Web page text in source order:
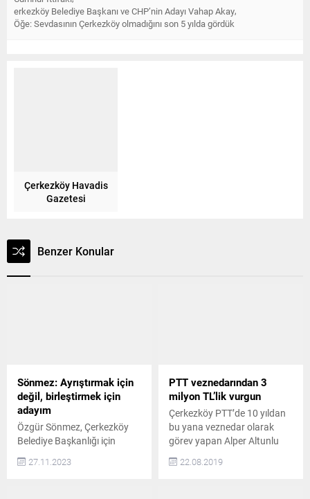
erkezköy Belediye Başkanı ve CHP’nin Adayı Vahap Akay,
Öğe: Sevdasının Çerkezköy olmadığını son 5 yılda gördük
Çerkezköy Havadis
Gazetesi
Benzer Konular
Sönmez: Ayrıştırmak için
değil, birleştirmek için
adayım
Özgür Sönmez, Çerkezköy
Belediye Başkanlığı için
Cumhuriyet Halk
Partisi’nden aday adayı
27.11.2023
PTT veznedarından 3
milyon TL’lik vurgun
Çerkezköy PTT’de 10 yıldan
bu yana veznedar olarak
görev yapan Alper Altunlu
(35) çalıştığı vezneden
çaldığı yaklaşık 3 milyon lira
22.08.2019